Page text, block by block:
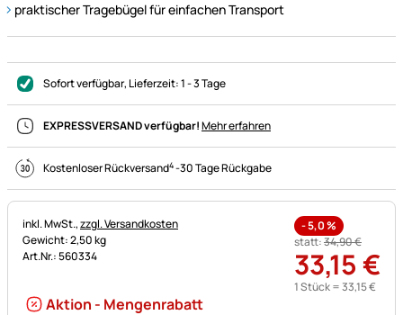
praktischer Tragebügel für einfachen Transport
Sofort verfügbar, Lieferzeit:1 - 3 Tage
EXPRESSVERSAND verfügbar!Mehr erfahren
Kostenloser Rückversand4-30 Tage Rückgabe
Steuerhinweis:
inkl. MwSt.,zzgl. Versandkosten
Gewicht: 2,50 kg
Art.Nr.: 560334
-5,0%
statt:34,90€
33,15 €
1 Stück =33,15€
Aktion - Mengenrabatt